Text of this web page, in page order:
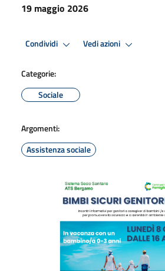
19 maggio 2026
Condividi Vedi azioni
Categorie:
Sociale
Argomenti:
Assistenza sociale